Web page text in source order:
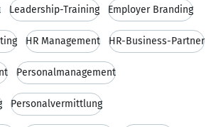
Leadership-Training Employer Branding
HR Management HR-Business-Partner
Personalmanagement
Personalvermittlung